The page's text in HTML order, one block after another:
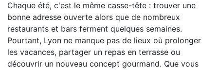
Chaque été, c'est le même casse-tête : trouver une
bonne adresse ouverte alors que de nombreux
restaurants et bars ferment quelques semaines.
Pourtant, Lyon ne manque pas de lieux où prolonger
les vacances, partager un repas en terrasse ou
découvrir un nouveau concept gourmand. Que vous